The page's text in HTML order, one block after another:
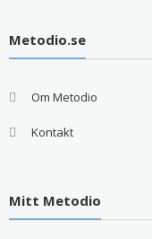
Metodio.se
Om Metodio
Kontakt
Mitt Metodio